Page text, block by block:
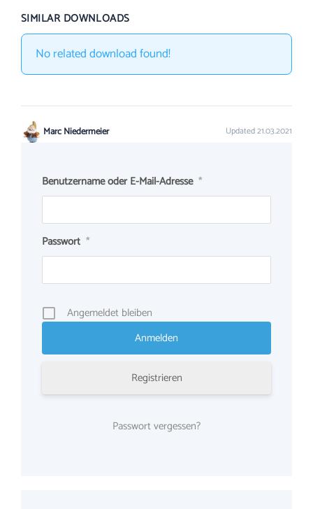
SIMILAR DOWNLOADS
No related download found!
Marc Niedermeier Updated 21.03.2021
Benutzername oder E-Mail-Adresse *
Passwort *
Angemeldet bleiben
Registrieren
Passwort vergessen?